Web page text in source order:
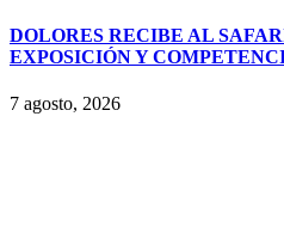
DOLORES RECIBE AL
EXPOSICIÓN Y
7 agosto, 2026